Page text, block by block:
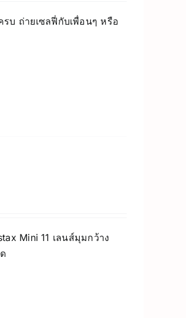
รบ ถ่ายเซลฟี่กับเพื่อนๆ หรือ
Mini 11 เลนส์มุมกว้าง